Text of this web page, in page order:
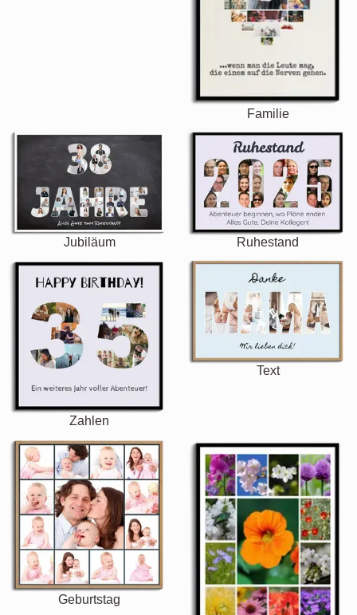
Familie
Jubiläum Ruhestand
Zahlen
Text
Geburtstag